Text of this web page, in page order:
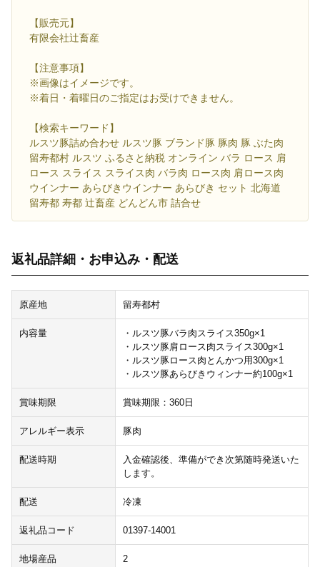
【販売元】
有限会社辻畜産
【注意事項】
※画像はイメージです。
※着日・着曜日のご指定はお受けできません。
【検索キーワード】
ルスツ豚詰め合わせ ルスツ豚 ブランド豚 豚肉 豚 ぶた肉
留寿都村 ルスツ ふるさと納税 オンライン バラ ロース 肩
ロース スライス スライス肉 バラ肉 ロース肉 肩ロース肉
ウインナー あらびきウインナー あらびき セット 北海道
留寿都 寿都 辻畜産 どんどん市 詰合せ
返礼品詳細・お申込み・配送
原産地 留寿都村
内容量
・ルスツ豚バラ肉スライス350g×1
・ルスツ豚肩ロース肉スライス300g×1
・ルスツ豚ロース肉とんかつ用300g×1
・ルスツ豚あらびきウィンナー約100g×1
賞味期限 賞味期限：360日
アレルギー表示 豚肉
配送時期
入金確認後、準備ができ次第随時発送いた
します。
配送 冷凍
返礼品コード 01397-14001
地場産品 2